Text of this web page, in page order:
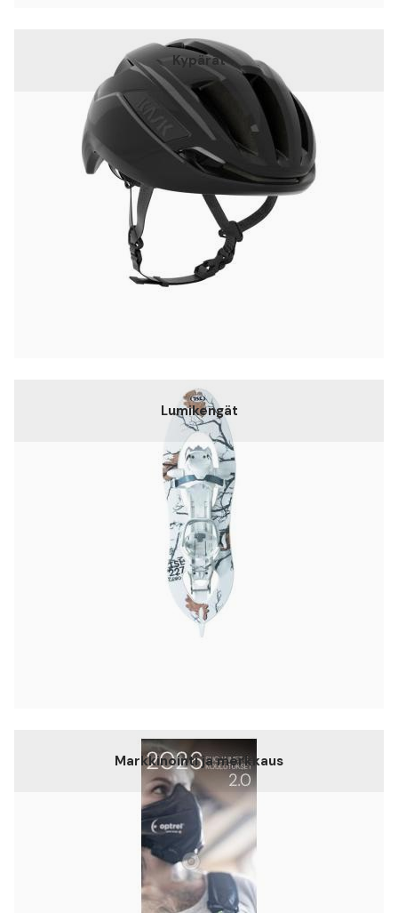
Kypärät
Lumikengät
Markkinointi ja merkkaus